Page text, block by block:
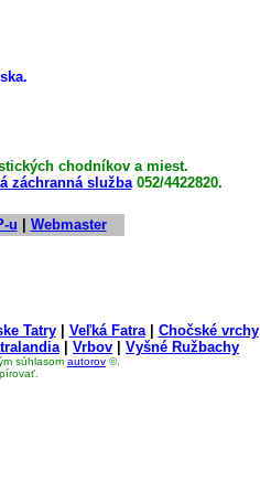
chodníkov a miest.
záchranná služba052/4422820.
u
Webmaster
Tatry| Veľká Fatra| Chočské vrchy
| Vrbov Vyšné Ružbachy
súhlasom autorov ©.